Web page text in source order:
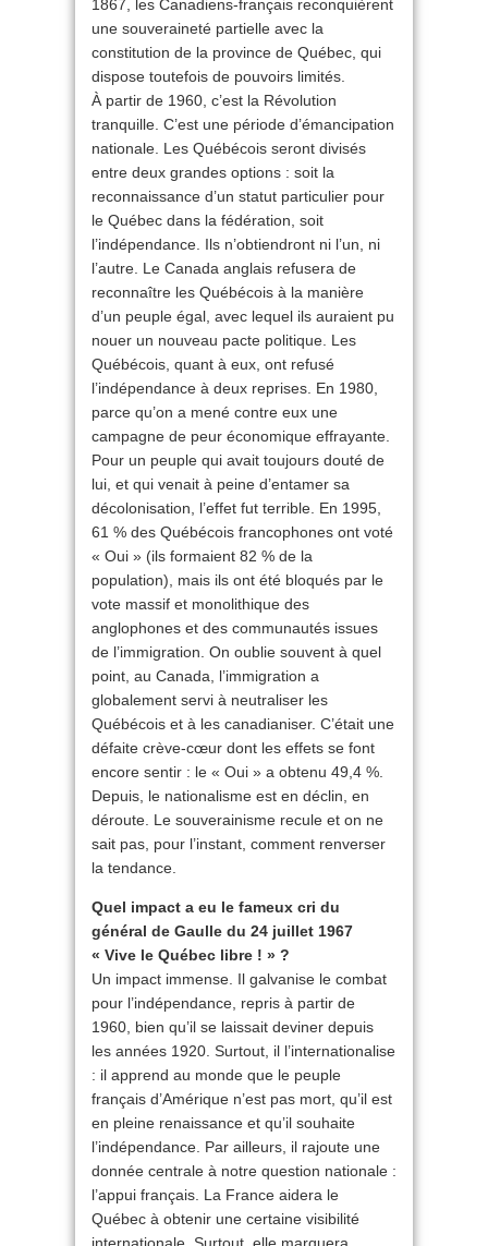
1867, les Canadiens-français reconquièrent
une souveraineté partielle avec la
constitution de la province de Québec, qui
dispose toutefois de pouvoirs limités.
À partir de 1960, c’est la Révolution
tranquille. C’est une période d’émancipation
nationale. Les Québécois seront divisés
entre deux grandes options : soit la
reconnaissance d’un statut particulier pour
le Québec dans la fédération, soit
l’indépendance. Ils n’obtiendront ni l’un, ni
l’autre. Le Canada anglais refusera de
reconnaître les Québécois à la manière
d’un peuple égal, avec lequel ils auraient pu
nouer un nouveau pacte politique. Les
Québécois, quant à eux, ont refusé
l’indépendance à deux reprises. En 1980,
parce qu’on a mené contre eux une
campagne de peur économique effrayante.
Pour un peuple qui avait toujours douté de
lui, et qui venait à peine d’entamer sa
décolonisation, l’effet fut terrible. En 1995,
61 % des Québécois francophones ont voté
« Oui » (ils formaient 82 % de la
population), mais ils ont été bloqués par le
vote massif et monolithique des
anglophones et des communautés issues
de l’immigration. On oublie souvent à quel
point, au Canada, l’immigration a
globalement servi à neutraliser les
Québécois et à les canadianiser. C’était une
défaite crève-cœur dont les effets se font
encore sentir : le « Oui » a obtenu 49,4 %.
Depuis, le nationalisme est en déclin, en
déroute. Le souverainisme recule et on ne
sait pas, pour l’instant, comment renverser
la tendance.
Quel impact a eu le fameux cri du
général de Gaulle du 24 juillet 1967
« Vive le Québec libre ! » ?
Un impact immense. Il galvanise le combat
pour l’indépendance, repris à partir de
1960, bien qu’il se laissait deviner depuis
les années 1920. Surtout, il l’internationalise
: il apprend au monde que le peuple
français d’Amérique n’est pas mort, qu’il est
en pleine renaissance et qu’il souhaite
l’indépendance. Par ailleurs, il rajoute une
donnée centrale à notre question nationale :
l’appui français. La France aidera le
Québec à obtenir une certaine visibilité